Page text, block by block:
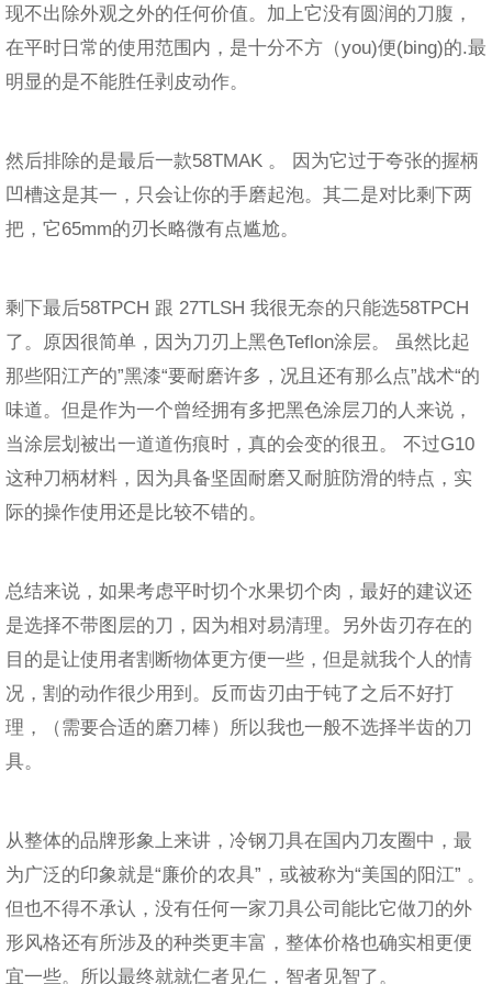
现不出除外观之外的任何价值。加上它没有圆润的刀腹，
在平时日常的使用范围内，是十分不方（you)便(bing)的.最
明显的是不能胜任剥皮动作。
然后排除的是最后一款58TMAK 。 因为它过于夸张的握柄
凹槽这是其一，只会让你的手磨起泡。其二是对比剩下两
把，它65mm的刃长略微有点尴尬。
剩下最后58TPCH 跟 27TLSH 我很无奈的只能选58TPCH
了。原因很简单，因为刀刃上黑色Teflon涂层。 虽然比起
那些阳江产的”黑漆“要耐磨许多，况且还有那么点”战术“的
味道。但是作为一个曾经拥有多把黑色涂层刀的人来说，
当涂层划被出一道道伤痕时，真的会变的很丑。 不过G10
这种刀柄材料，因为具备坚固耐磨又耐脏防滑的特点，实
际的操作使用还是比较不错的。
总结来说，如果考虑平时切个水果切个肉，最好的建议还
是选择不带图层的刀，因为相对易清理。另外齿刃存在的
目的是让使用者割断物体更方便一些，但是就我个人的情
况，割的动作很少用到。反而齿刃由于钝了之后不好打
理，（需要合适的磨刀棒）所以我也一般不选择半齿的刀
具。
从整体的品牌形象上来讲，冷钢刀具在国内刀友圈中，最
为广泛的印象就是“廉价的农具”，或被称为“美国的阳江” 。
但也不得不承认，没有任何一家刀具公司能比它做刀的外
形风格还有所涉及的种类更丰富，整体价格也确实相更便
宜一些。所以最终就就仁者见仁，智者见智了。